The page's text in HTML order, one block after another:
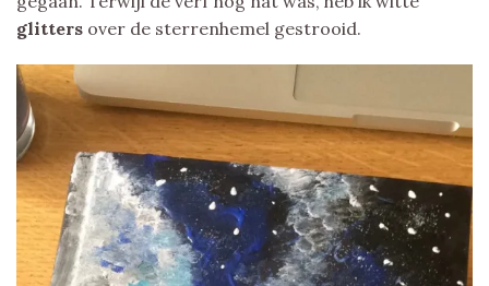
glitters over de sterrenhemel gestrooid.